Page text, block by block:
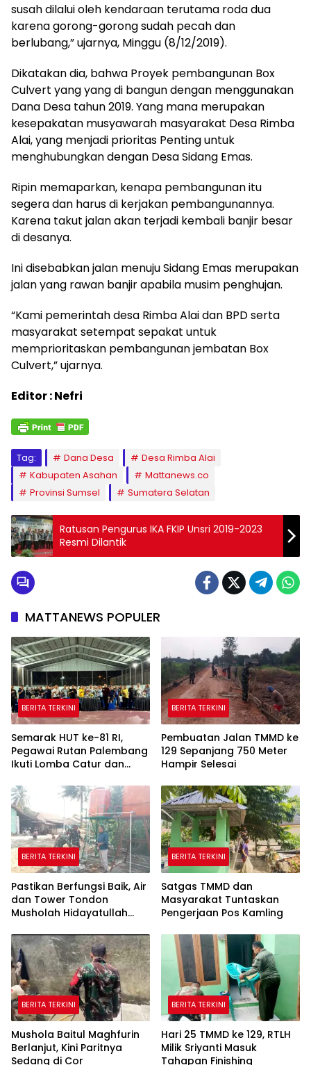
susah dilalui oleh kendaraan terutama roda dua
karena gorong-gorong sudah pecah dan
berlubang,” ujarnya, Minggu (8/12/2019).
Dikatakan dia, bahwa Proyek pembangunan Box
Culvert yang yang di bangun dengan menggunakan
Dana Desa tahun 2019. Yang mana merupakan
kesepakatan musyawarah masyarakat Desa Rimba
Alai, yang menjadi prioritas Penting untuk
menghubungkan dengan Desa Sidang Emas.
Ripin memaparkan, kenapa pembangunan itu
segera dan harus di kerjakan pembangunannya.
Karena takut jalan akan terjadi kembali banjir besar
di desanya.
Ini disebabkan jalan menuju Sidang Emas merupakan
jalan yang rawan banjir apabila musim penghujan.
“Kami pemerintah desa Rimba Alai dan BPD serta
masyarakat setempat sepakat untuk
memprioritaskan pembangunan jembatan Box
Culvert,” ujarnya.
Editor : Nefri
Tag: Dana Desa
Desa Rimba Alai
Kabupaten Asahan
Mattanews.co
Provinsi Sumsel
Sumatera Selatan
Ratusan Pengurus IKA FKIP Unsri 2019-2023
Resmi Dilantik
MATTANEWS POPULER
BERITA TERKINI
Semarak HUT ke-81 RI,
Pegawai Rutan Palembang
Ikuti Lomba Catur dan
BERITA TERKINI
Pembuatan Jalan TMMD ke
129 Sepanjang 750 Meter
Hampir Selesai
BERITA TERKINI
Pastikan Berfungsi Baik, Air
dan Tower Tondon
Musholah Hidayatullah
BERITA TERKINI
Satgas TMMD dan
Masyarakat Tuntaskan
Pengerjaan Pos Kamling
BERITA TERKINI
Mushola Baitul Maghfurin
Berlanjut, Kini Paritnya
Sedang di Cor
BERITA TERKINI
Hari 25 TMMD ke 129, RTLH
Milik Sriyanti Masuk
Tahapan Finishing